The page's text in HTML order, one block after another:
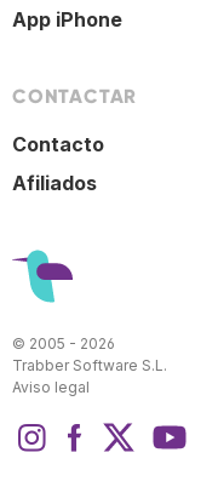
App iPhone
CONTACTAR
Contacto
Afiliados
© 2005 - 2026
Trabber Software S.L.
Aviso legal